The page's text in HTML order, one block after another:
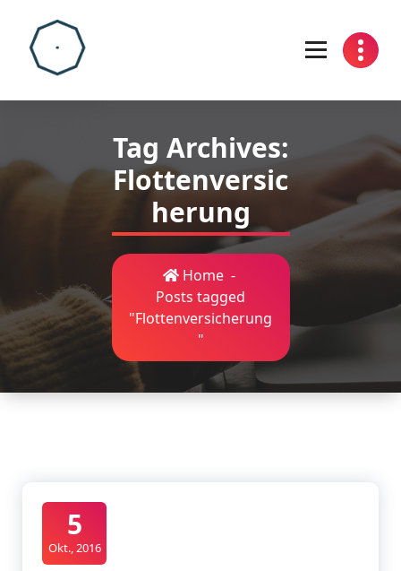
content
Tag Archives:
Flottenversic
herung
Home-
Posts tagged
"Flottenversicherung
"
5
Okt., 2016